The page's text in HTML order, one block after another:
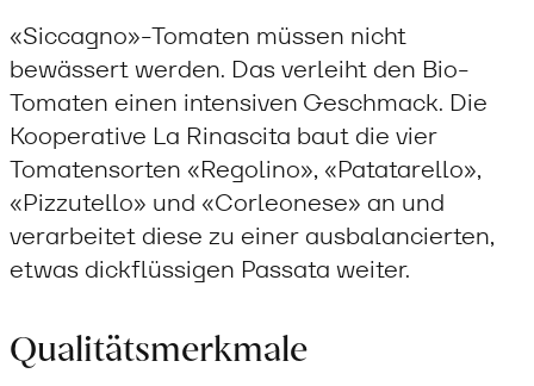
«Siccagno»-Tomaten müssen nicht
bewässert werden. Das verleiht den Bio-
Tomaten einen intensiven Geschmack. Die
Kooperative La Rinascita baut die vier
Tomatensorten «Regolino», «Patatarello»,
«Pizzutello» und «Corleonese» an und
verarbeitet diese zu einer ausbalancierten,
etwas dickflüssigen Passata weiter.
Qualitätsmerkmale